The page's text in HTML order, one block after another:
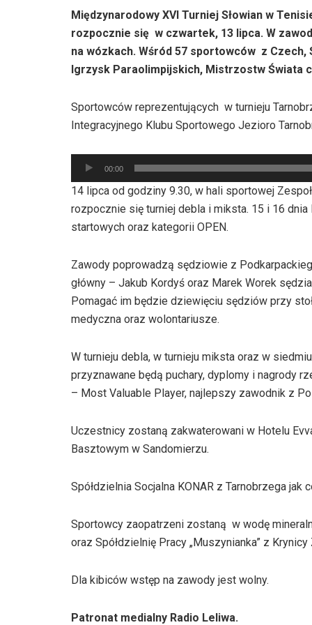
Międzynarodowy XVI Turniej Słowian w
rozpocznie się w czwartek, 13 lipca. W
na wózkach. Wśród 57 sportowców z Czech,
Igrzysk Paraolimpijskich, Mistrzostw Świata
Sportowców reprezentujących w turnieju
Integracyjnego Klubu Sportowego Jezioro
Odtwarzacz
plików
dźwiękowych
00:00
14 lipca od godziny 9.30, w hali sportowej
rozpocznie się turniej debla i miksta. 15 i 16
startowych oraz kategorii OPEN.
Zawody poprowadzą sędziowie z
główny – Jakub Kordyś oraz Marek Worek
Pomagać im będzie dziewięciu sędziów przy
medyczna oraz wolontariusze.
W turnieju debla, w turnieju miksta oraz w
przyznawane będą puchary, dyplomy i nagrody
– Most Valuable Player, najlepszy zawodnik z
Uczestnicy zostaną zakwaterowani w Hotelu
Basztowym w Sandomierzu.
Spółdzielnia Socjalna KONAR z Tarnobrzega jak
Sportowcy zaopatrzeni zostaną w wodę
oraz Spółdzielnię Pracy „Muszynianka” z Krynicy
Dla kibiców wstęp na zawody jest wolny.
Patronat medialny Radio Leliwa.